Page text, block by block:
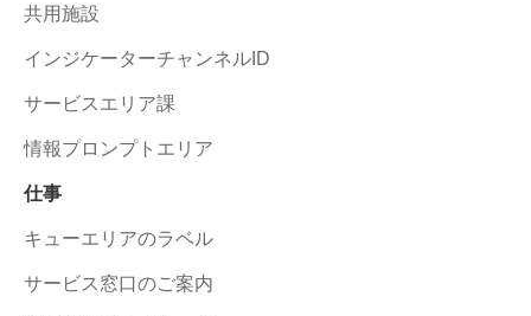
共用施設
インジケーターチャンネルID
サービスエリア課
情報プロンプトエリア
仕事
キューエリアのラベル
サービス窓口のご案内